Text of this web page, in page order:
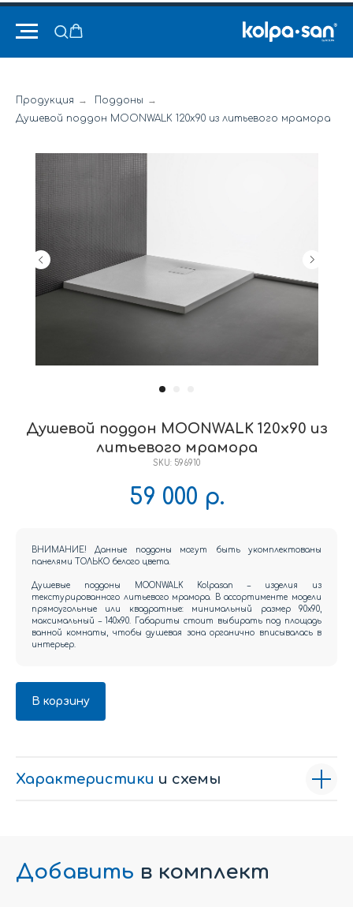
Продукция → Поддоны →
Душевой поддон MOONWALK 120x90 из литьевого мрамора
Душевой поддон MOONWALK 120x90 из
литьевого мрамора
SKU: 596910
59 000 р.
ВНИМАНИЕ! Данные поддоны могут быть укомплектованы
панелями ТОЛЬКО белого цвета.
Душевые поддоны MOONWALK Kolpasan – изделия из
текстурированного литьевого мрамора. В ассортименте модели
прямоугольные или квадратные: минимальный размер 90х90,
максимальный – 140х90. Габариты стоит выбирать под площадь
ванной комнаты, чтобы душевая зона органично вписывалась в
интерьер.
В корзину
Характеристики и схемы
Добавить в комплект